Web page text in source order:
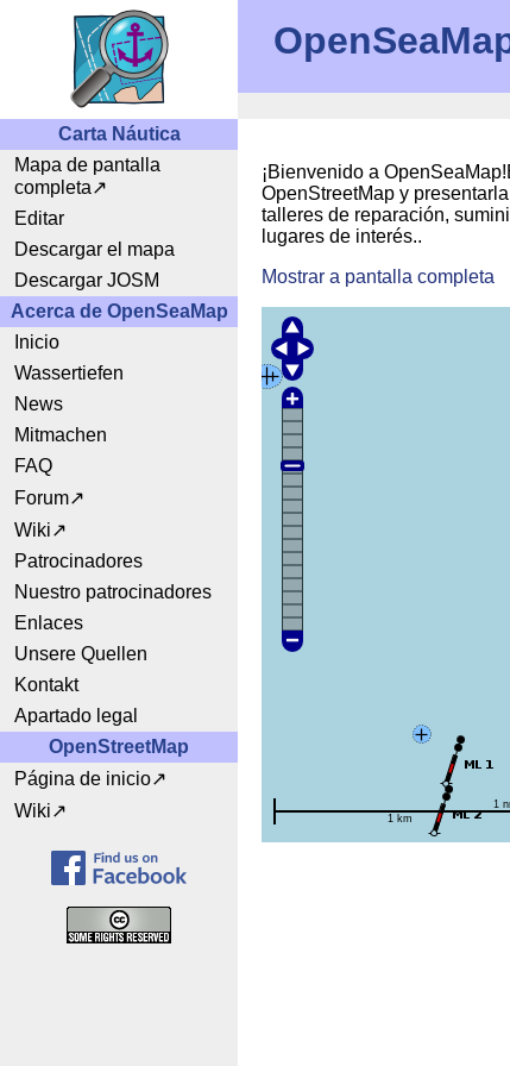
Carta Náutica
Mapa de pantalla
completa
Editar
Descargar el mapa
Descargar JOSM
Acerca de OpenSeaMap
Inicio
Wassertiefen
News
Mitmachen
FAQ
Forum
Wiki
Patrocinadores
Nuestro patrocinadores
Enlaces
Unsere Quellen
Kontakt
Apartado legal
OpenStreetMap
Página de inicio
Wiki
¡Bienvenido a
OpenStreetMap y
talleres de reparación,
lugares de interés..
Mostrar a pantalla completa
1
1 km